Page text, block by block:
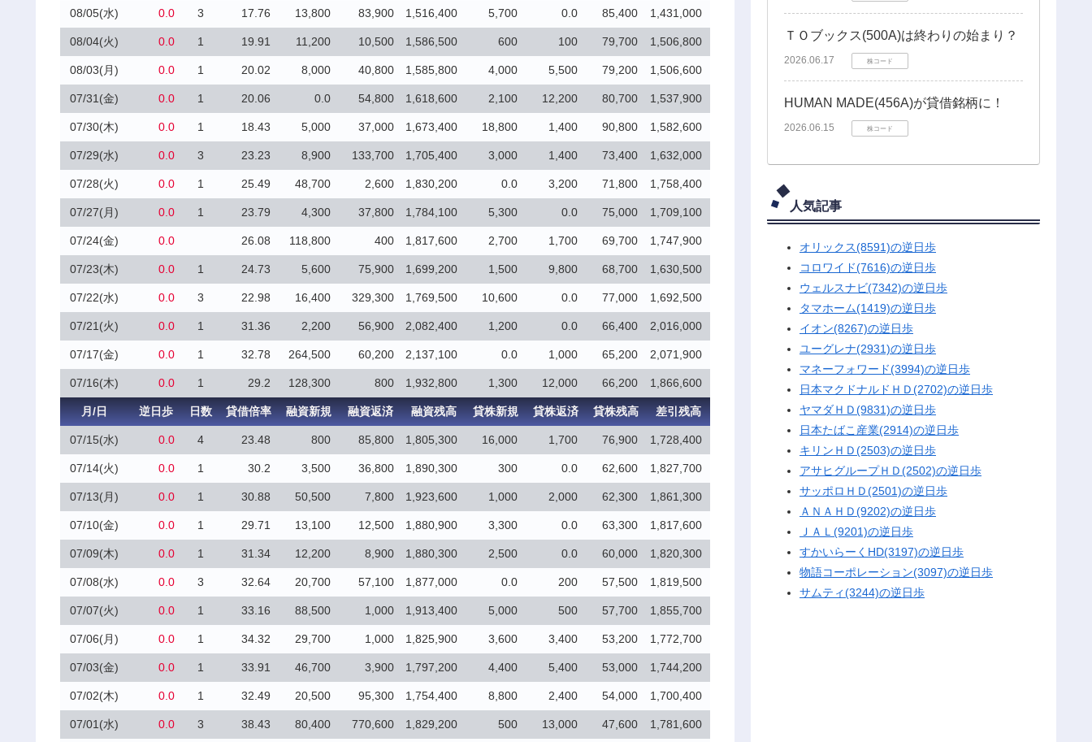
08/05(水) 0.0 3 17.76 13,800 83,900 1,516,400 5,700 0.0 85,400 1,431,000
08/04(火) 0.0 1 19.91 11,200 10,500 1,586,500 600 100 79,700 1,506,800
08/03(月) 0.0 1 20.02 8,000 40,800 1,585,800 4,000 5,500 79,200 1,506,600
07/31(金) 0.0 1 20.06 0.0 54,800 1,618,600 2,100 12,200 80,700 1,537,900
07/30(木) 0.0 1 18.43 5,000 37,000 1,673,400 18,800 1,400 90,800 1,582,600
07/29(水) 0.0 3 23.23 8,900 133,700 1,705,400 3,000 1,400 73,400 1,632,000
07/28(火) 0.0 1 25.49 48,700 2,600 1,830,200 0.0 3,200 71,800 1,758,400
07/27(月) 0.0 1 23.79 4,300 37,800 1,784,100 5,300 0.0 75,000 1,709,100
07/24(金) 0.0 26.08 118,800 400 1,817,600 2,700 1,700 69,700 1,747,900
07/23(木) 0.0 1 24.73 5,600 75,900 1,699,200 1,500 9,800 68,700 1,630,500
07/22(水) 0.0 3 22.98 16,400 329,300 1,769,500 10,600 0.0 77,000 1,692,500
07/21(火) 0.0 1 31.36 2,200 56,900 2,082,400 1,200 0.0 66,400 2,016,000
07/17(金) 0.0 1 32.78 264,500 60,200 2,137,100 0.0 1,000 65,200 2,071,900
07/16(木) 0.0 1 29.2 128,300 800 1,932,800 1,300 12,000 66,200 1,866,600
月/日 逆日歩 日数 貸借倍率 融資新規 融資返済 融資残高 貸株新規 貸株返済 貸株残高 差引残高
07/15(水) 0.0 4 23.48 800 85,800 1,805,300 16,000 1,700 76,900 1,728,400
07/14(火) 0.0 1 30.2 3,500 36,800 1,890,300 300 0.0 62,600 1,827,700
07/13(月) 0.0 1 30.88 50,500 7,800 1,923,600 1,000 2,000 62,300 1,861,300
07/10(金) 0.0 1 29.71 13,100 12,500 1,880,900 3,300 0.0 63,300 1,817,600
07/09(木) 0.0 1 31.34 12,200 8,900 1,880,300 2,500 0.0 60,000 1,820,300
07/08(水) 0.0 3 32.64 20,700 57,100 1,877,000 0.0 200 57,500 1,819,500
07/07(火) 0.0 1 33.16 88,500 1,000 1,913,400 5,000 500 57,700 1,855,700
07/06(月) 0.0 1 34.32 29,700 1,000 1,825,900 3,600 3,400 53,200 1,772,700
07/03(金) 0.0 1 33.91 46,700 3,900 1,797,200 4,400 5,400 53,000 1,744,200
07/02(木) 0.0 1 32.49 20,500 95,300 1,754,400 8,800 2,400 54,000 1,700,400
07/01(水) 0.0 3 38.43 80,400 770,600 1,829,200 500 13,000 47,600 1,781,600
ＴＯブックス(500A)は終わりの始まり？
2026.06.17 株コード
HUMAN MADE(456A)が貸借銘柄に！
2026.06.15 株コード
人気記事
オリックス(8591)の逆日歩
コロワイド(7616)の逆日歩
ウェルスナビ(7342)の逆日歩
タマホーム(1419)の逆日歩
イオン(8267)の逆日歩
ユーグレナ(2931)の逆日歩
マネーフォワード(3994)の逆日歩
日本マクドナルドＨＤ(2702)の逆日歩
ヤマダＨＤ(9831)の逆日歩
日本たばこ産業(2914)の逆日歩
キリンＨＤ(2503)の逆日歩
アサヒグループＨＤ(2502)の逆日歩
サッポロＨＤ(2501)の逆日歩
ＡＮＡＨＤ(9202)の逆日歩
ＪＡＬ(9201)の逆日歩
すかいらーくHD(3197)の逆日歩
物語コーポレーション(3097)の逆日歩
サムティ(3244)の逆日歩